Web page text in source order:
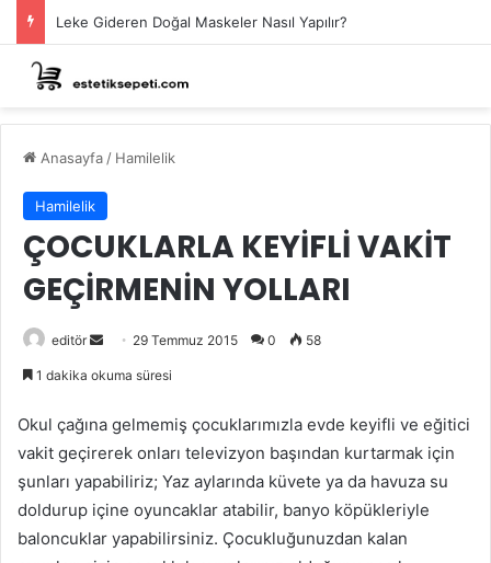
Leke Gideren Doğal Maskeler Nasıl Yapılır?
Anasayfa / Hamilelik
Hamilelik
ÇOCUKLARLA KEYİFLİ VAKİT
GEÇİRMENİN YOLLARI
editör
Bir
göndermek
29 Temmuz 2015 0 58
1 dakika okuma süresi
Okul çağına gelmemiş çocuklarımızla evde keyifli ve eğitici
vakit geçirerek onları televizyon başından kurtarmak için
şunları yapabiliriz; Yaz aylarında küvete ya da havuza su
doldurup içine oyuncaklar atabilir, banyo köpükleriyle
baloncuklar yapabilirsiniz. Çocukluğunuzdan kalan